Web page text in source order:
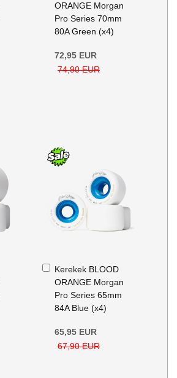
ORANGE Morgan
Pro Series 70mm
80A Green (x4)
72,95 EUR
74,90 EUR
Kerekek BLOOD
ORANGE Morgan
Pro Series 65mm
84A Blue (x4)
65,95 EUR
67,90 EUR
Kosárba